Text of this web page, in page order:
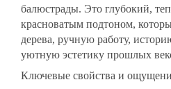
балюстрады. Это глубокий,
красноватым подтоном,
дерева, ручную работу,
уютную эстетику прошлых
Ключевые свойства и